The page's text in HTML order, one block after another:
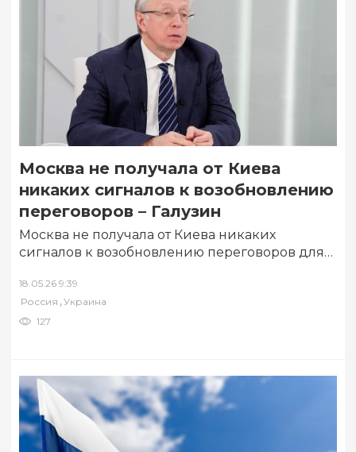
Москва не получала от Киева
никаких сигналов к возобновлению
переговоров – Галузин
Москва не получала от Киева никаких
сигналов к возобновлению переговоров для
«Известиям» замглавы МИД РФ,…
18.05.26 9:39
Россия ,Украина
127